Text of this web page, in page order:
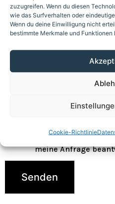
zuzugreifen. Wenn du diesen
wie das Surfverhalten oder
Wenn du deine Einwilligung nicht
bestimmte Merkmale und
Cookie-Richtlinie
Name*
E-Mail*
Nachricht
übermittelten
meine Anfrage
Senden